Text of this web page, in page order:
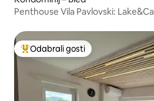
Penthouse Vila Pavlovski:
Među najviše rangiranima s
Odabrali gosti